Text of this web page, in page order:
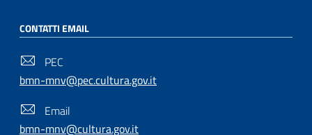
CONTATTI EMAIL
PEC
bmn-mnv@pec.cultura.gov.it
Email
bmn-mnv@cultura.gov.it